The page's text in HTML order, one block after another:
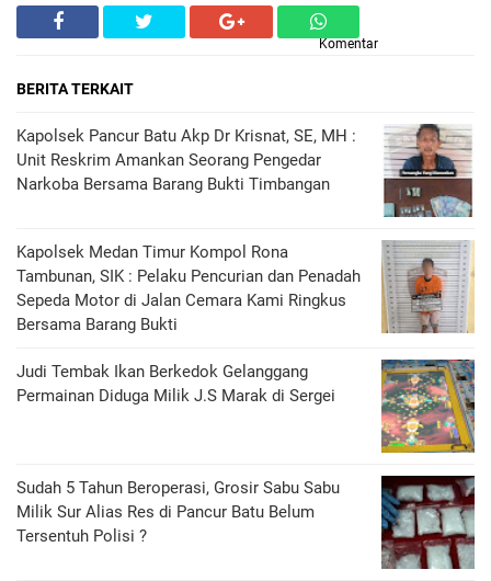
Komentar
BERITA TERKAIT
Kapolsek Pancur Batu Akp Dr Krisnat, SE, MH :
Unit Reskrim Amankan Seorang Pengedar
Narkoba Bersama Barang Bukti Timbangan
Kapolsek Medan Timur Kompol Rona
Tambunan, SIK : Pelaku Pencurian dan Penadah
Sepeda Motor di Jalan Cemara Kami Ringkus
Bersama Barang Bukti
Judi Tembak Ikan Berkedok Gelanggang
Permainan Diduga Milik J.S Marak di Sergei
Sudah 5 Tahun Beroperasi, Grosir Sabu Sabu
Milik Sur Alias Res di Pancur Batu Belum
Tersentuh Polisi ?